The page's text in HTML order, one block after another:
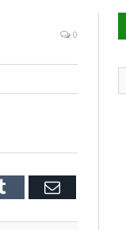
0
Tumblr Email